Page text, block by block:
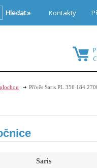
Přívěs Saris PL 356 184
Saris
Kontakty
Hledat »